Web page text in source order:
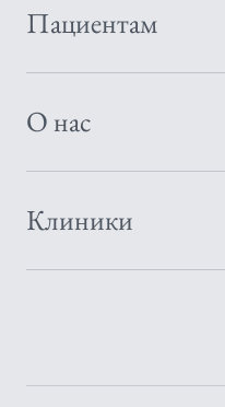
Пациентам
О нас
Клиники